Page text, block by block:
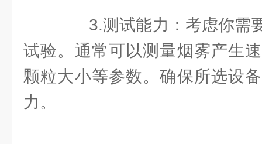
3.测试能力：考虑你需
试验。通常可以测量烟雾产生
颗粒大小等参数。确保所选设
力。